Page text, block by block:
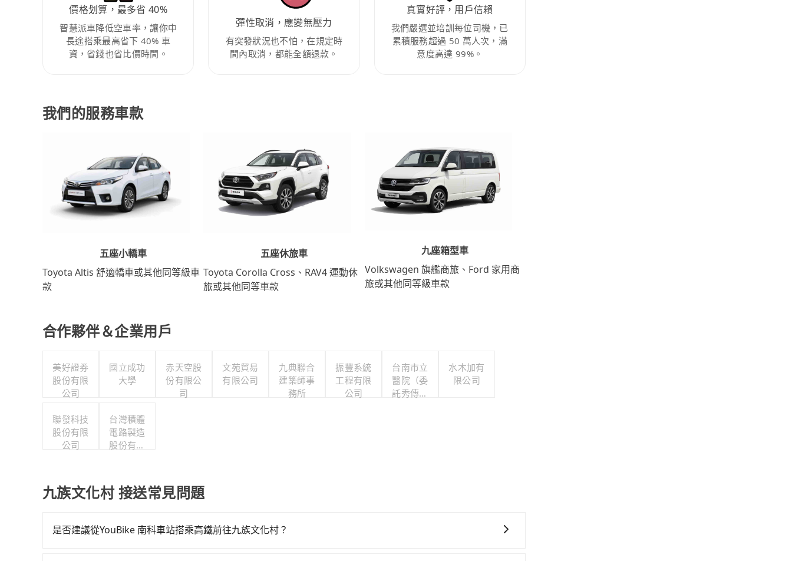
價格划算，最多省 40%
智慧派車降低空車率，讓你中
長途搭乘最高省下 40% 車
資，省錢也省比價時間。
彈性取消，應變無壓力
有突發狀況也不怕，在規定時
間內取消，都能全額退款。
真實好評，用戶信賴
我們嚴選並培訓每位司機，已
累積服務超過 50 萬人次，滿
意度高達 99%。
我們的服務車款
五座小轎車
Toyota Altis 舒適轎車或其他同等級車
款
五座休旅車
Toyota Corolla Cross、RAV4 運動休
旅或其他同等車款
九座箱型車
Volkswagen 旗艦商旅、Ford 家用商
旅或其他同等級車款
合作夥伴＆企業用戶
美好證券
股份有限
公司
國立成功
大學
赤天空股
份有限公
司
文苑貿易
有限公司
九典聯合
建築師事
務所
振豐系統
工程有限
公司
台南市立
醫院（委
託秀傳醫
水木加有
限公司
聯發科技
股份有限
公司
台灣積體
電路製造
股份有限
九族文化村 接送常見問題
是否建議從YouBike 南科車站搭乘高鐵前往九族文化村？